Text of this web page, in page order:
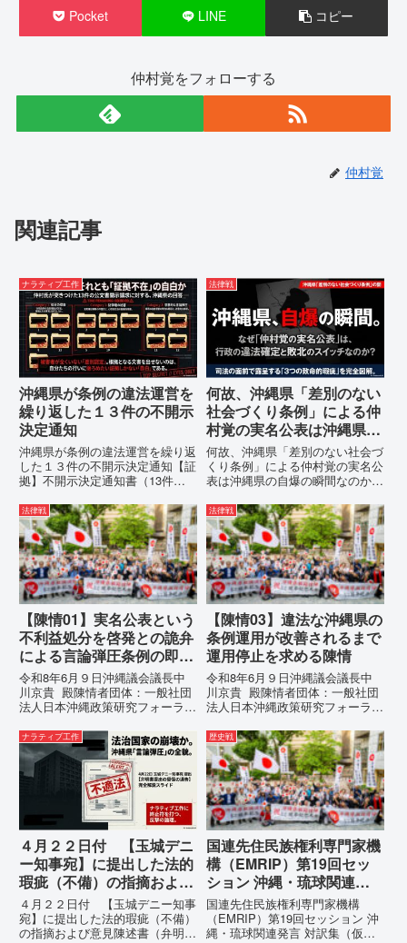
Pocket LINE コピー
仲村覚をフォローする
仲村覚
関連記事
ナラティブ工作
沖縄県が条例の違法運営を
繰り返した１３件の不開示
決定通知
沖縄県が条例の違法運営を繰り返
した１３件の不開示決定通知【証
拠】不開示決定通知書（13件）
が請求した「差別認定の根拠」に
対し、県は全て非開示・存否応答
拒否を突きつけました。これは、
彼らが行政手続きの正当性を失
っ...
法律戦
何故、沖縄県「差別のない
社会づくり条例」による仲
村覚の実名公表は沖縄県の
自爆の瞬間なのか？その3
つの理由。
何故、沖縄県「差別のない社会づ
くり条例」による仲村覚の実名公
表は沖縄県の自爆の瞬間なのか？
強行しようとしている「仲村覚の
実名公表」。行政側はこの行為
を、特定の個人を社会的制裁に追
い込むための「仕上げ」だと考え
て...
法律戦
【陳情01】実名公表という
不利益処分を啓発との詭弁
による言論弾圧条例の即時
運用停止を求める陳情
令和8年6月９日沖縄議会議長中
川京貴 殿陳情者団体：一般社団
法人日本沖縄政策研究フォーラム
所：沖縄県那覇市電 話：
080- 実名公表という不利益処分
を啓発との詭弁による言論弾圧条
例の即時運用停止を求める陳情
法律戦
【陳情03】違法な沖縄県の
条例運用が改善されるまで
運用停止を求める陳情
令和8年6月９日沖縄議会議長中
川京貴 殿陳情者団体：一般社団
法人日本沖縄政策研究フォーラム
所：沖縄県那覇市電 話：080-違
法な沖縄県の条例運用が改善され
るまで運用停止を求める陳情陳情
の趣旨沖縄県は、「沖縄県...
ナラティブ工作
４月２２日付 【玉城デニ
ー知事宛】に提出した法的
瑕疵（不備）の指摘および
意見陳述書（弁明書）提出
の留保の通告
４月２２日付 【玉城デニー知事
宛】に提出した法的瑕疵（不備）
の指摘および意見陳述書（弁明
歴史戦
国連先住民族権利専門家機
構（EMRIP）第19回セッ
ション 沖縄・琉球関連発
言 対訳集（仮訳）
国連先住民族権利専門家機構
（EMRIP）第19回セッション 沖
縄・琉球関連発言 対訳集（仮